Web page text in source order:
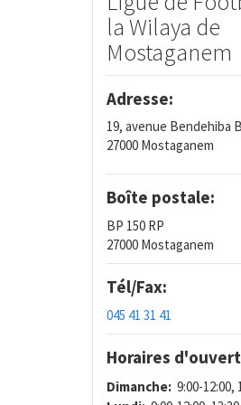
la Wilaya de
Mostaganem
Adresse:
19, avenue Bendehiba
27000 Mostaganem
Boîte postale:
BP 150 RP
27000 Mostaganem
Tél/Fax:
045 41 31 41
Horaires
Dimanche: 9:00-12:00,